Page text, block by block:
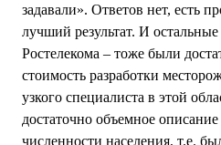
задавали». Ответов нет, есть
лучший результат. И
Ростелекома – тоже были
стоимость разработки
узкого специалиста в этой
достаточно объемное
численности населения, т.е.